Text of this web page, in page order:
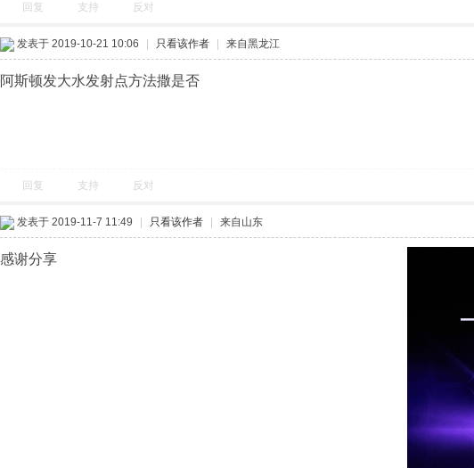
回复 支持 反对
发表于 2019-10-21 10:06 只看该作者 来自黑龙江
阿斯顿发大水发射点方法撒是否
回复 支持 反对
发表于 2019-11-7 11:49 只看该作者 来自山东
感谢分享